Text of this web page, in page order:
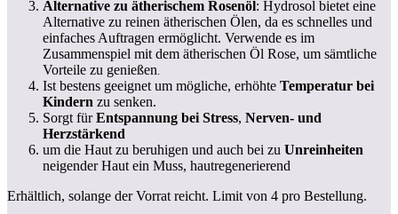
Alternative zu ätherischem Rosenöl: Hydrosol bietet eine
Alternative zu reinen ätherischen Ölen, da es schnelles und
einfaches Auftragen ermöglicht. Verwende es im
Zusammenspiel mit dem ätherischen Öl Rose, um sämtliche
Vorteile zu genießen.
Ist bestens geeignet um mögliche, erhöhte Temperatur bei
Kindern zu senken.
Sorgt fürEntspannung bei Stress, Nerven- und
Herzstärkend
um die Haut zu beruhigen und auch bei zu Unreinheiten
neigender Haut ein Muss, hautregenerierend
Erhältlich, solange der Vorrat reicht. Limit von 4 pro Bestellung.